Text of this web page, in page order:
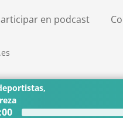
en podcast